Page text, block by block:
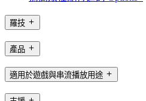
羅技
產品
適用於遊戲與串流播放用途